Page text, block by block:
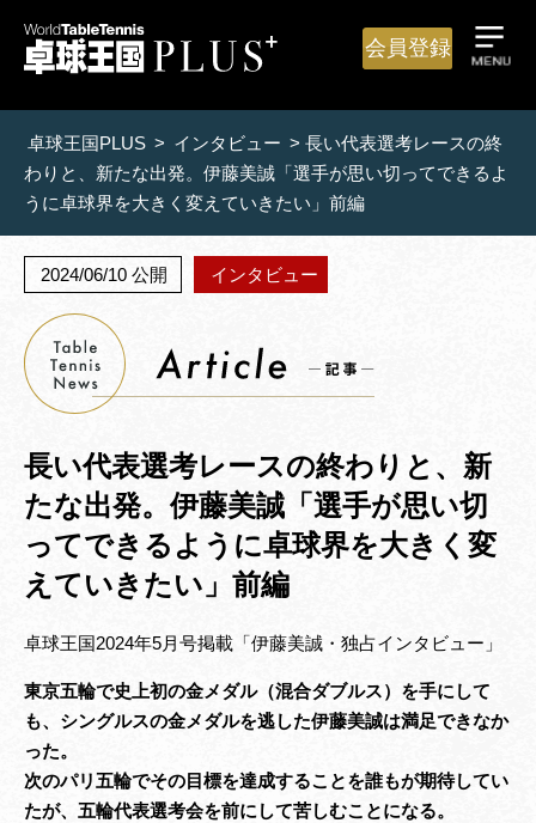
会員登録
卓球王国PLUS > インタビュー > 長い代表選考レースの終
わりと、新たな出発。伊藤美誠「選手が思い切ってできるよ
うに卓球界を大きく変えていきたい」前編
2024/06/10 公開 インタビュー
長い代表選考レースの終わりと、新
たな出発。伊藤美誠「選手が思い切
ってできるように卓球界を大きく変
えていきたい」前編
卓球王国2024年5月号掲載「伊藤美誠・独占インタビュー」
東京五輪で史上初の金メダル（混合ダブルス）を手にして
も、シングルスの金メダルを逃した伊藤美誠は満足できなか
った。
次のパリ五輪でその目標を達成することを誰もが期待してい
たが、五輪代表選考会を前にして苦しむことになる。